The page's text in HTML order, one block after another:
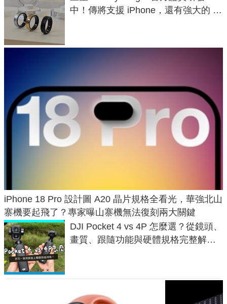
中！傳將支援 iPhone，還有強大的 AI
iPhone 18 Pro 設計圖 A20 晶片規格全看光，華強北山
寨機要起飛了？專家曝山寨機無法復刻兩大關鍵
DJI Pocket 4 vs 4P 怎麼選？從鏡頭、
畫質、跟隨功能與硬體規格完整解